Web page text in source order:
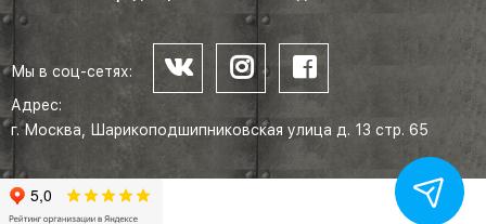
Мы в соц-сетях:
Адрес:
г. Москва, Шарикоподшипниковская улица д. 13 стр. 65